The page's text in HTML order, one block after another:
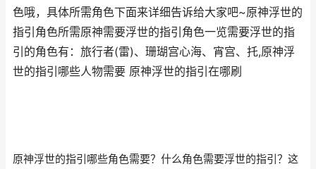
色哦，具体所需角色下面来详细告诉给大家吧~原神浮世的
指引角色所需原神需要浮世的指引角色一览需要浮世的指
引的角色有：旅行者(雷)、珊瑚宫心海、宵宫、托,原神浮
世的指引哪些人物需要 原神浮世的指引在哪刷
原神浮世的指引哪些角色需要？什么角色需要浮世的指引？这